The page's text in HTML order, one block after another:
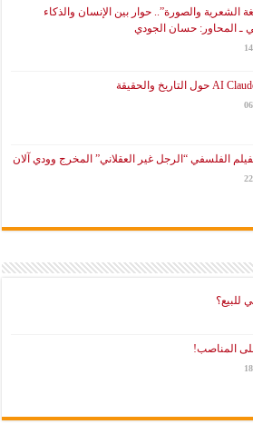
الشعرية والصورة”.. حوار بين الإنسان والذكاء
ـ المحاور: حسان الجودي
الفلسفي “الرجل غير العقلاني” المخرج وودي آلان
للبيع؟
المناصب!